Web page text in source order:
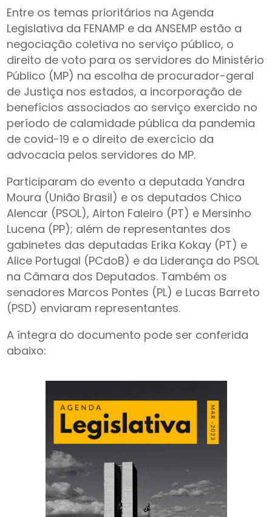
Entre os temas prioritários na Agenda
Legislativa da FENAMP e da ANSEMP estão a
negociação coletiva no serviço público, o
direito de voto para os servidores do Ministério
Público (MP) na escolha de procurador-geral
de Justiça nos estados, a incorporação de
benefícios associados ao serviço exercido no
período de calamidade pública da pandemia
de covid-19 e o direito de exercício da
advocacia pelos servidores do MP.
Participaram do evento a deputada Yandra
Moura (União Brasil) e os deputados Chico
Alencar (PSOL), Airton Faleiro (PT) e Mersinho
Lucena (PP); além de representantes dos
gabinetes das deputadas Erika Kokay (PT) e
Alice Portugal (PCdoB) e da Liderança do PSOL
na Câmara dos Deputados. Também os
senadores Marcos Pontes (PL) e Lucas Barreto
(PSD) enviaram representantes.
A íntegra do documento pode ser conferida
abaixo: